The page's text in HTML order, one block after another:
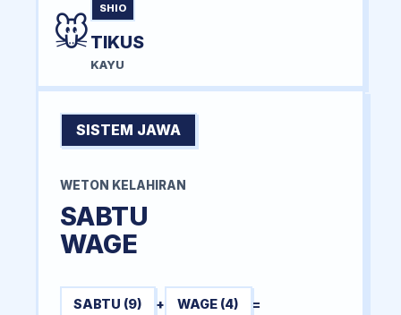
🐭
SHIO
TIKUS
KAYU
SISTEM JAWA
WETON KELAHIRAN
SABTU
WAGE
SABTU (9) + WAGE (4) =